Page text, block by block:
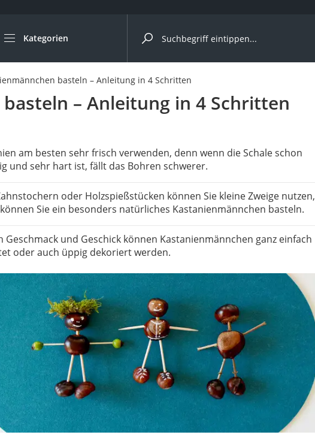
Kategorien
beliebtesten Vergleiche nach Kategorie
& Sport
366 cm
Koffer
Bike
Dreirad
Herren
mit Rollen
Koffer
Herren
basteln – Anleitung in 4 Schritten
– Anleitung in 4 Schritten
am besten sehr frisch verwenden, denn wenn die Schale schon
und sehr hart ist, fällt das Bohren schwerer.
oder Holzspießstücken können Sie kleine Zweige nutzen,
Sie ein besonders natürliches Kastanienmännchen basteln.
Geschmack und Geschick können Kastanienmännchen ganz einfach
oder auch üppig dekoriert werden.